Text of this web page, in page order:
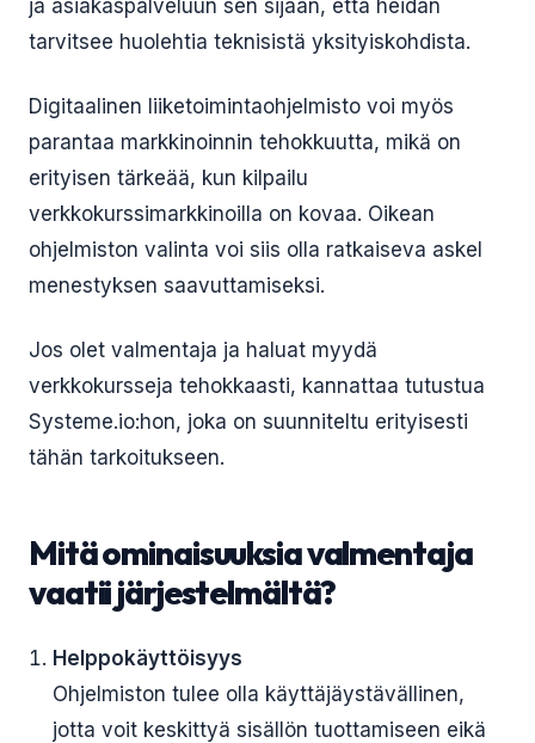
ja asiakaspalveluun sen sijaan, että heidän
tarvitsee huolehtia teknisistä yksityiskohdista.
Digitaalinen liiketoimintaohjelmisto voi myös
parantaa markkinoinnin tehokkuutta, mikä on
erityisen tärkeää, kun kilpailu
verkkokurssimarkkinoilla on kovaa. Oikean
ohjelmiston valinta voi siis olla ratkaiseva askel
menestyksen saavuttamiseksi.
Jos olet valmentaja ja haluat myydä
verkkokursseja tehokkaasti, kannattaa tutustua
Systeme.io:hon, joka on suunniteltu erityisesti
tähän tarkoitukseen.
Mitä ominaisuuksia valmentaja
vaatii järjestelmältä?
Helppokäyttöisyys
Ohjelmiston tulee olla käyttäjäystävällinen,
jotta voit keskittyä sisällön tuottamiseen eikä